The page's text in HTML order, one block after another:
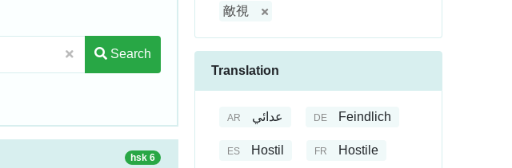
Search
hsk 6
敵視
Translation
AR عدائي DE Feindlich
ES Hostil FR Hostile